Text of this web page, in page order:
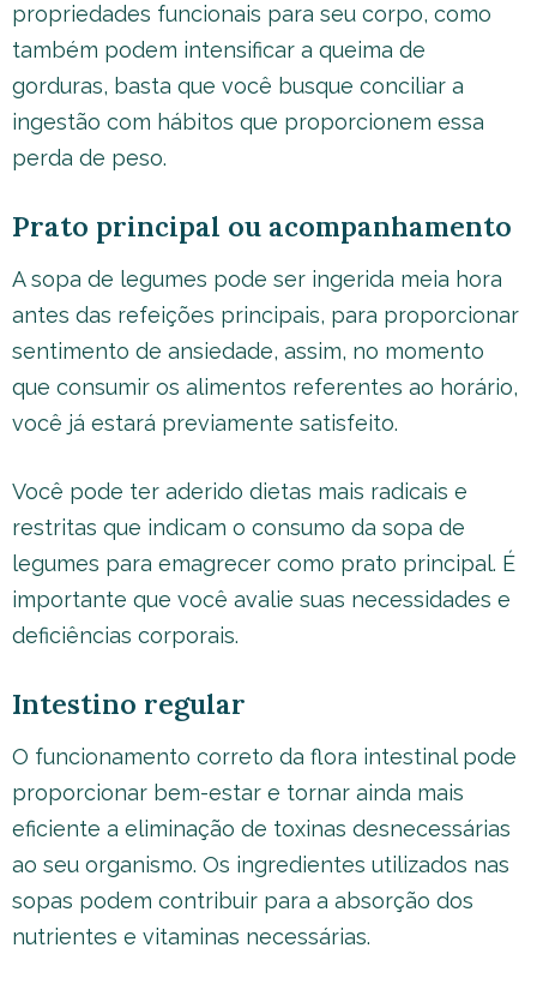
propriedades funcionais para seu corpo, como
também podem intensificar a queima de
gorduras, basta que você busque conciliar a
ingestão com hábitos que proporcionem essa
perda de peso.
Prato principal ou acompanhamento
A sopa de legumes pode ser ingerida meia hora
antes das refeições principais, para proporcionar
sentimento de ansiedade, assim, no momento
que consumir os alimentos referentes ao horário,
você já estará previamente satisfeito.
Você pode ter aderido dietas mais radicais e
restritas que indicam o consumo da sopa de
legumes para emagrecer como prato principal. É
importante que você avalie suas necessidades e
deficiências corporais.
Intestino regular
O funcionamento correto da flora intestinal pode
proporcionar bem-estar e tornar ainda mais
eficiente a eliminação de toxinas desnecessárias
ao seu organismo. Os ingredientes utilizados nas
sopas podem contribuir para a absorção dos
nutrientes e vitaminas necessárias.